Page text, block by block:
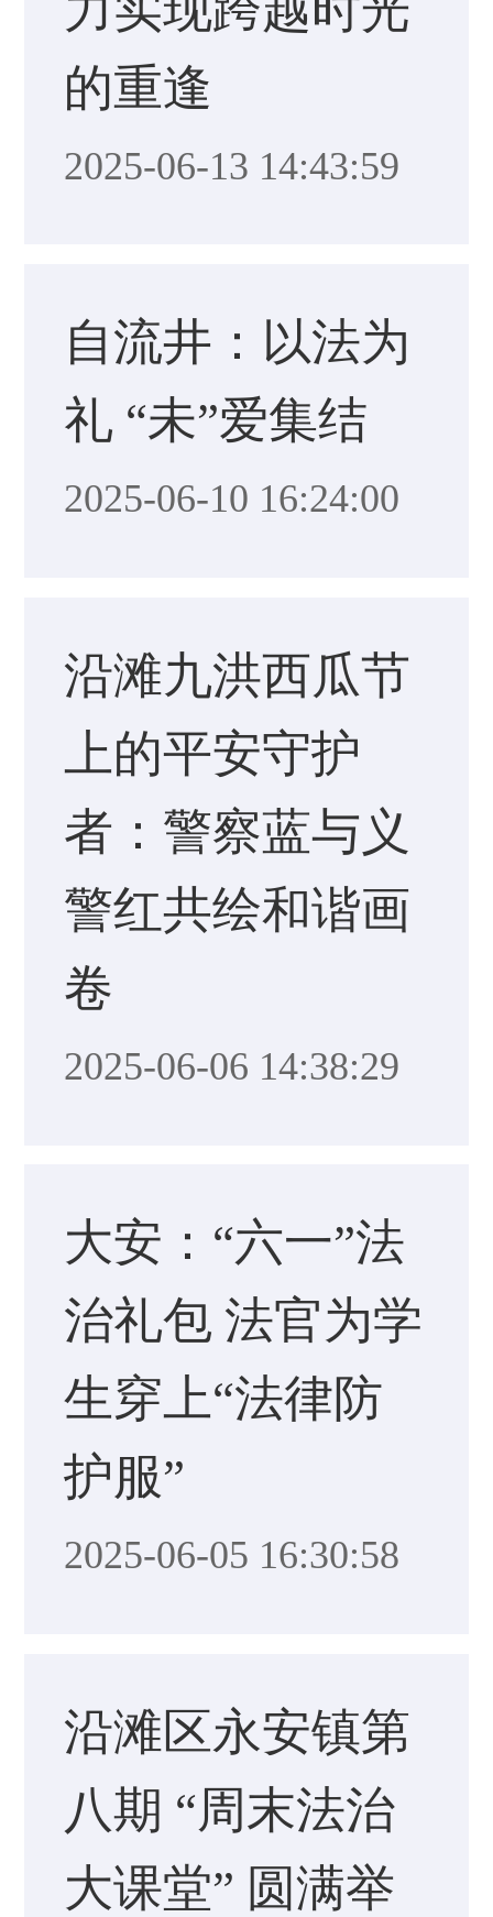
的重逢
2025-06-13 14:43:59
自流井：以法为
礼 “未”爱集结
2025-06-10 16:24:00
沿滩九洪西瓜节
上的平安守护
者：警察蓝与义
警红共绘和谐画
卷
2025-06-06 14:38:29
大安：“六一”法
治礼包 法官为学
生穿上“法律防
护服”
2025-06-05 16:30:58
沿滩区永安镇第
八期 “周末法治
大课堂” 圆满举